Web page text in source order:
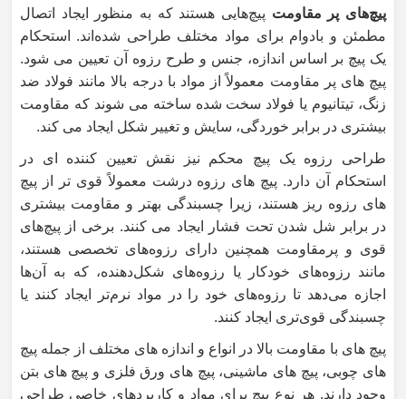
پیچ‌های پر مقاومت پیچ‌هایی هستند که به منظور ایجاد اتصال
مطمئن و بادوام برای مواد مختلف طراحی شده‌اند. استحکام
یک پیچ بر اساس اندازه، جنس و طرح رزوه آن تعیین می شود.
پیچ های پر مقاومت معمولاً از مواد با درجه بالا مانند فولاد ضد
زنگ، تیتانیوم یا فولاد سخت شده ساخته می شوند که مقاومت
بیشتری در برابر خوردگی، سایش و تغییر شکل ایجاد می کند.
طراحی رزوه یک پیچ محکم نیز نقش تعیین کننده ای در
استحکام آن دارد. پیچ های رزوه درشت معمولاً قوی تر از پیچ
های رزوه ریز هستند، زیرا چسبندگی بهتر و مقاومت بیشتری
در برابر شل شدن تحت فشار ایجاد می کنند. برخی از پیچ‌های
قوی و پرمقاومت همچنین دارای رزوه‌های تخصصی هستند،
مانند رزوه‌های خودکار یا رزوه‌های شکل‌دهنده، که به آن‌ها
اجازه می‌دهد تا رزوه‌های خود را در مواد نرم‌تر ایجاد کنند یا
چسبندگی قوی‌تری ایجاد کنند.
پیچ های با مقاومت بالا در انواع و اندازه های مختلف از جمله پیچ
های چوبی، پیچ های ماشینی، پیچ های ورق فلزی و پیچ های بتن
وجود دارند. هر نوع پیچ برای مواد و کاربردهای خاصی طراحی